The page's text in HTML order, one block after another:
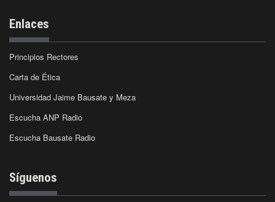
Enlaces
Principios Rectores
Carta de Ética
Universidad Jaime Bausate y Meza
Escucha ANP Radio
Escucha Bausate Radio
Síguenos